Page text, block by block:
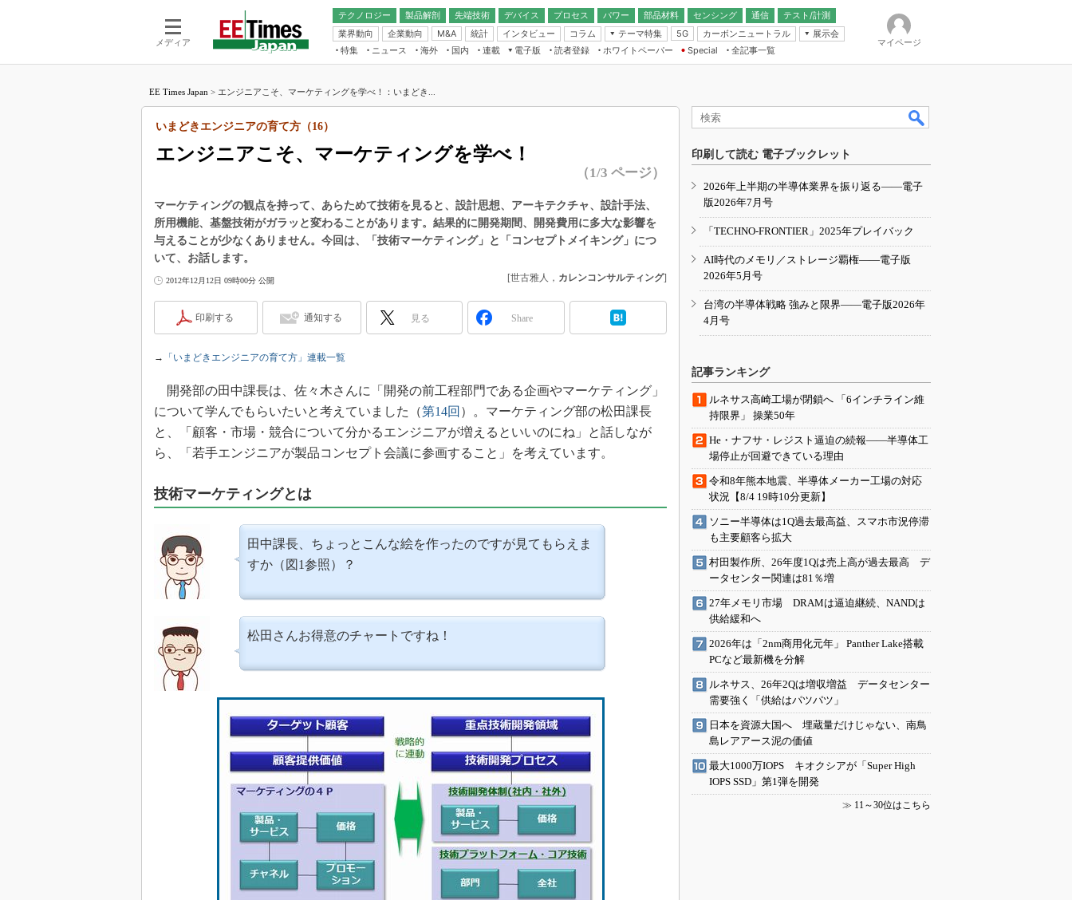
メディア
テクノロジー 製品解剖
先端技術
電池／エネルギー
デバイス
アナログ
マイコン
プロセス パワー 部品材料 センシング
通信
無線
テスト/計測
業界動向
企業動向 M&A 統計 インタビュー コラム
テーマ特集
フィジカルAI
読者調査（EE Times Research）
IoT
電源設計（EDN Japan）
5G カーボンニュートラル
展示会
IoT・エッジコンピューティング
EXPO
TECHNO-FRONTIER
人とくるま展
特集 ニュース 海外 国内
連載
福田昭のデバイス通信
大山聡の業界スコープ
リタイア直前エンジニアの社会人大
学漂流記
世界を「数字」で回してみよう
この10年で起こったこと、次の10年
で起こること
光伝送技術を知る
“異端児エンジニア”が仕掛けた社内
改革、執念の180日
イノベーションは日本を救うのか
JASA発IoT通信
ための新行動論
電子版
電子ブックレット
読者登録 ホワイトペーパー
Special
全記事一覧
マイページ
EE Times Japan > エンジニアこそ、マーケティングを学べ！：いまどき...
エンジニアこそ、マーケティングを学べ！
いまどきエンジニアの育て方（16）
（1/3 ページ）
マーケティングの観点を持って、あらためて技術を見ると、設計思想、アーキテクチャ、設計手法、
所用機能、基盤技術がガラッと変わることがあります。結果的に開発期間、開発費用に多大な影響を
与えることが少なくありません。今回は、「技術マーケティング」と「コンセプトメイキング」につ
いて、お話します。
2012年12月12日 09時00分 公開 [世古雅人， カレンコンサルティング]
印刷する 通知する 見る Share
→ 「いまどきエンジニアの育て方」連載一覧
開発部の田中課長は、佐々木さんに「開発の前工程部門である企画やマーケティング」
について学んでもらいたいと考えていました（第14回 ）。マーケティング部の松田課長
と、「顧客・市場・競合について分かるエンジニアが増えるといいのにね」と話しなが
ら、「若手エンジニアが製品コンセプト会議に参画すること」を考えています。
技術マーケティングとは
田中課長、ちょっとこんな絵を作ったのですが見てもらえま
すか（図1参照）？
松田さんお得意のチャートですね！
印刷して読む 電子ブックレット
2026年上半期の半導体業界を振り返る――電子
版2026年7月号
「TECHNO-FRONTIER」2025年プレイバック
AI時代のメモリ／ストレージ覇権――電子版
2026年5月号
台湾の半導体戦略 強みと限界――電子版2026年
4月号
記事ランキング
ルネサス高崎工場が閉鎖へ 「6インチライン維
持限界」 操業50年
He・ナフサ・レジスト逼迫の続報――半導体工
場停止が回避できている理由
令和8年熊本地震、半導体メーカー工場の対応
状況【8/4 19時10分更新】
ソニー半導体は1Q過去最高益、スマホ市況停滞
も主要顧客ら拡大
村田製作所、26年度1Qは売上高が過去最高 デ
ータセンター関連は81％増
27年メモリ市場 DRAMは逼迫継続、NANDは
供給緩和へ
2026年は「2nm商用化元年」 Panther Lake搭載
PCなど最新機を分解
ルネサス、26年2Qは増収増益 データセンター
需要強く「供給はパツパツ」
日本を資源大国へ 埋蔵量だけじゃない、南鳥
島レアアース泥の価値
最大1000万IOPS キオクシアが「Super High
IOPS SSD」第1弾を開発
≫ 11～30位はこちら